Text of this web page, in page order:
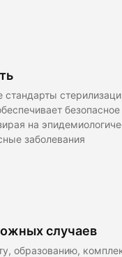
на
заболевания
случаев
образованию,